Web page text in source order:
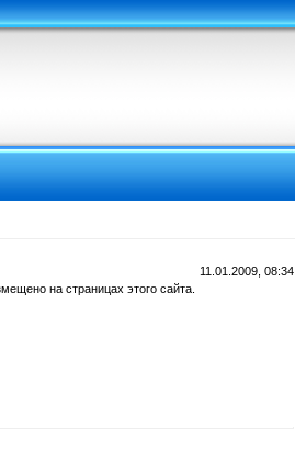
11.01.2009, 08:34
на страницах этого сайта.